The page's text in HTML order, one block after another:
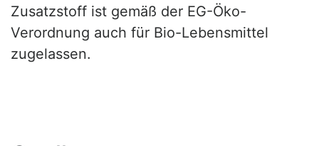
Zusatzstoff ist gemäß der EG-Öko-
Verordnung auch für Bio-Lebensmittel
zugelassen.